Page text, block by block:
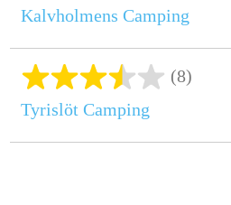
Kalvholmens Camping
(8)
Tyrislöt Camping